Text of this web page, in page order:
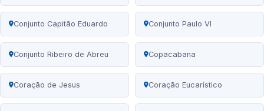
Conjunto Capitão Eduardo Conjunto Paulo VI
Conjunto Ribeiro de Abreu Copacabana
Coração de Jesus Coração Eucarístico